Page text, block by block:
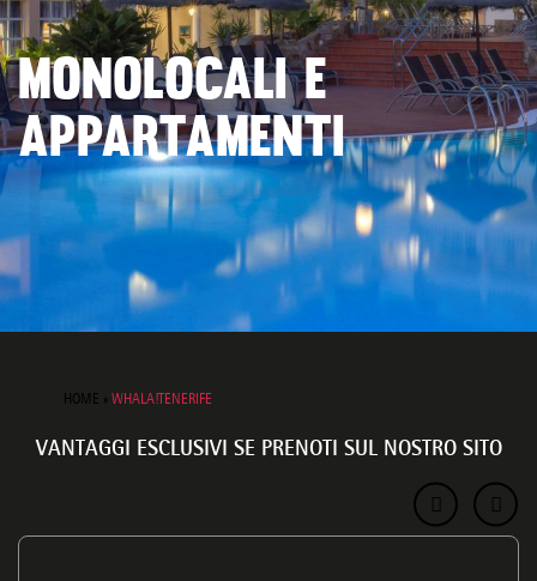
MONOLOCALI E
APPARTAMENTI
HOME » WHALA!TENERIFE
VANTAGGI ESCLUSIVI SE PRENOTI SUL NOSTRO SITO